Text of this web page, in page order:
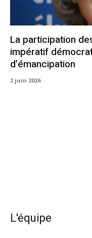
La participation
impératif
d’émancipation
2 juin 2026
L'équipe